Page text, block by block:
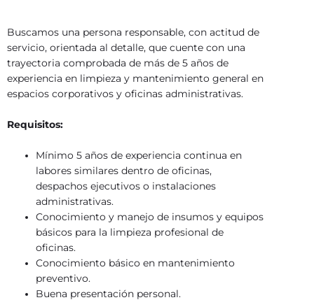
Buscamos una persona responsable, con actitud de
servicio, orientada al detalle, que cuente con una
trayectoria comprobada de más de 5 años de
experiencia en limpieza y mantenimiento general en
espacios corporativos y oficinas administrativas.
Requisitos:
Mínimo 5 años de experiencia continua en
labores similares dentro de oficinas,
despachos ejecutivos o instalaciones
administrativas.
Conocimiento y manejo de insumos y equipos
básicos para la limpieza profesional de
oficinas.
Conocimiento básico en mantenimiento
preventivo.
Buena presentación personal.